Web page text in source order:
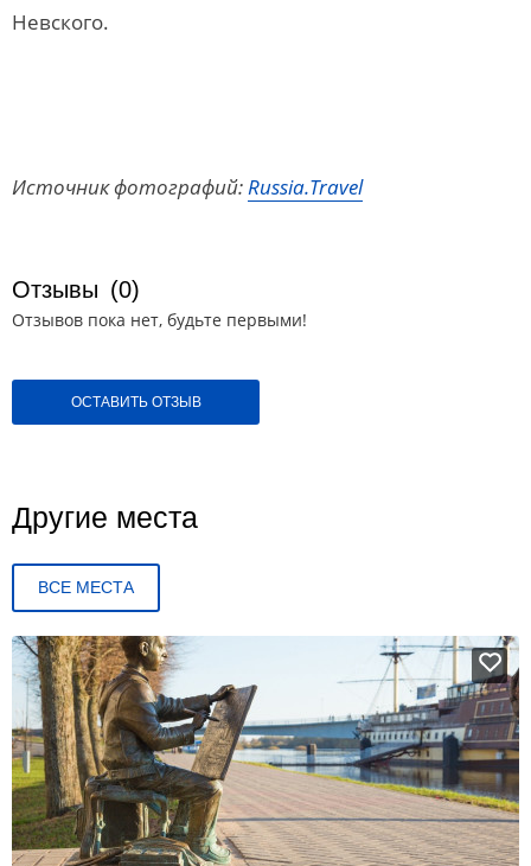
Невского.
Источник фотографий:Russia.Travel
Отзывы (0)
Отзывов пока нет, будьте первыми!
ОСТАВИТЬ ОТЗЫВ
Другие места
ВСЕ МЕСТА